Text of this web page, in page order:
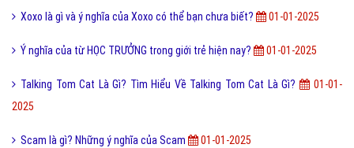
Xoxo là gì và ý nghĩa của Xoxo có thể bạn chưa biết? 01-01-2025
Ý nghĩa của từ HỌC TRƯỞNG trong giới trẻ hiện nay? 01-01-2025
Talking Tom Cat Là Gì? Tìm Hiểu Về Talking Tom Cat Là Gì?
01-01-
2025
Scam là gì? Những ý nghĩa của Scam 01-01-2025